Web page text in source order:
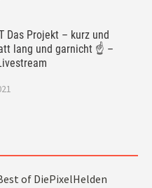
Das Projekt – kurz und
lang und garnicht ☝ –
of DiePixelHelden